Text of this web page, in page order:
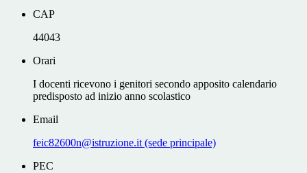
CAP
44043
Orari
I docenti ricevono i genitori secondo apposito calendario
predisposto ad inizio anno scolastico
Email
feic82600n@istruzione.it (sede principale)
PEC